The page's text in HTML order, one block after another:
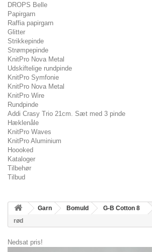
DROPS Belle
Papirgarn
Raffia papirgarn
Glitter
Strikkepinde
Strømpepinde
KnitPro Nova Metal
Udskiftelige rundpinde
KnitPro Symfonie
KnitPro Nova Metal
KnitPro Wire
Rundpinde
Addi Crasy Trio 21cm. Sæt med 3 pinde
Hæklenåle
KnitPro Waves
KnitPro Aluminium
Hoooked
Kataloger
Tilbehør
Tilbud
Garn Bomuld G-B Cotton 8
rød
Nedsat pris!